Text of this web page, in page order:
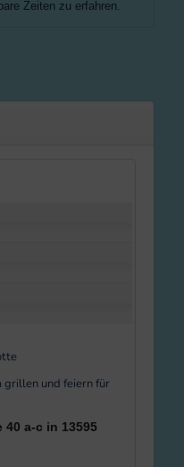
Zeiten zu erfahren.
grillen und feiern für
40 a-c in 13595